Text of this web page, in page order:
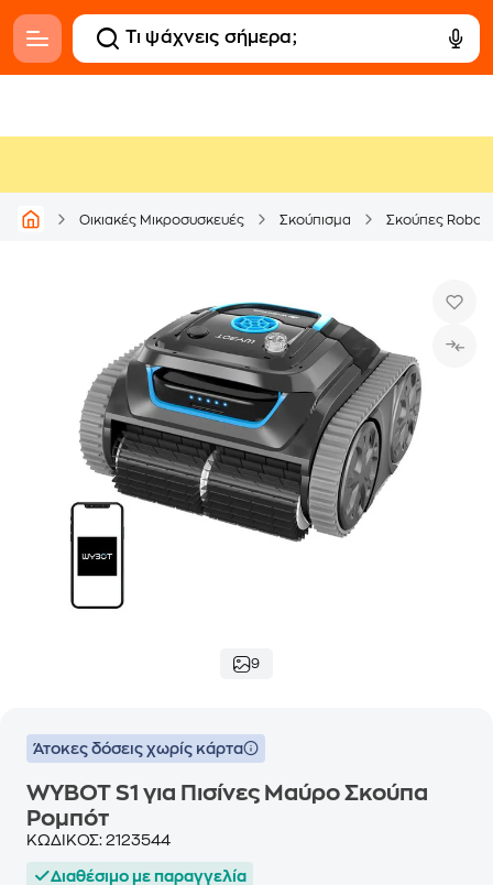
Οικιακές Μικροσυσκευές Σκούπισμα Σκούπες Robot
9
Άτοκες δόσεις χωρίς κάρτα
WYBOT S1 για Πισίνες Μαύρο Σκούπα
Ρομπότ
ΚΩΔΙΚΟΣ: 2123544
Διαθέσιμο με παραγγελία